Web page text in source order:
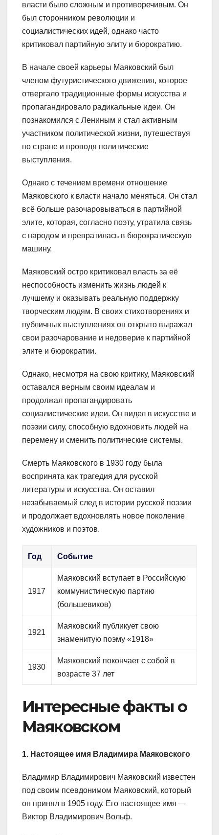
власти было сложным и противоречивым. Он
был сторонником революции и
социалистических идей, однако часто
критиковал партийную элиту и бюрократию.
В начале своей карьеры Маяковский был
членом футуристического движения, которое
отвергало традиционные формы искусства и
пропагандировало радикальные идеи. Он
познакомился с Лениным и стал активным
участником политической жизни, путешествуя
по стране и проводя политические
выступления.
Однако с течением времени отношение
Маяковского к власти начало меняться. Он стал
всё больше разочаровываться в партийной
элите, которая, согласно поэту, утратила связь
с народом и превратилась в бюрократическую
машину.
Маяковский остро критиковал власть за её
неспособность изменить жизнь людей к
лучшему и оказывать реальную поддержку
творческим людям. В своих стихотворениях и
публичных выступлениях он открыто выражал
свои разочарование и недоверие к партийной
элите и бюрократии.
Однако, несмотря на свою критику, Маяковский
оставался верным своим идеалам и
продолжал пропагандировать
социалистические идеи. Он видел в искусстве и
поэзии силу, способную вдохновить людей на
перемену и сменить политические системы.
Смерть Маяковского в 1930 году была
воспринята как трагедия для русской
литературы и искусства. Он оставил
незабываемый след в истории русской поэзии
и продолжает вдохновлять новое поколение
художников и поэтов.
Год Событие
1917
Маяковский вступает в Российскую
коммунистическую партию
(большевиков)
1921
Маяковский публикует свою
знаменитую поэму «1918»
1930
Маяковский покончает с собой в
возрасте 37 лет
Интересные факты о
Маяковском
1. Настоящее имя Владимира Маяковского
Владимир Владимирович Маяковский известен
под своим псевдонимом Маяковский, который
он принял в 1905 году. Его настоящее имя —
Виктор Владимирович Вольф.